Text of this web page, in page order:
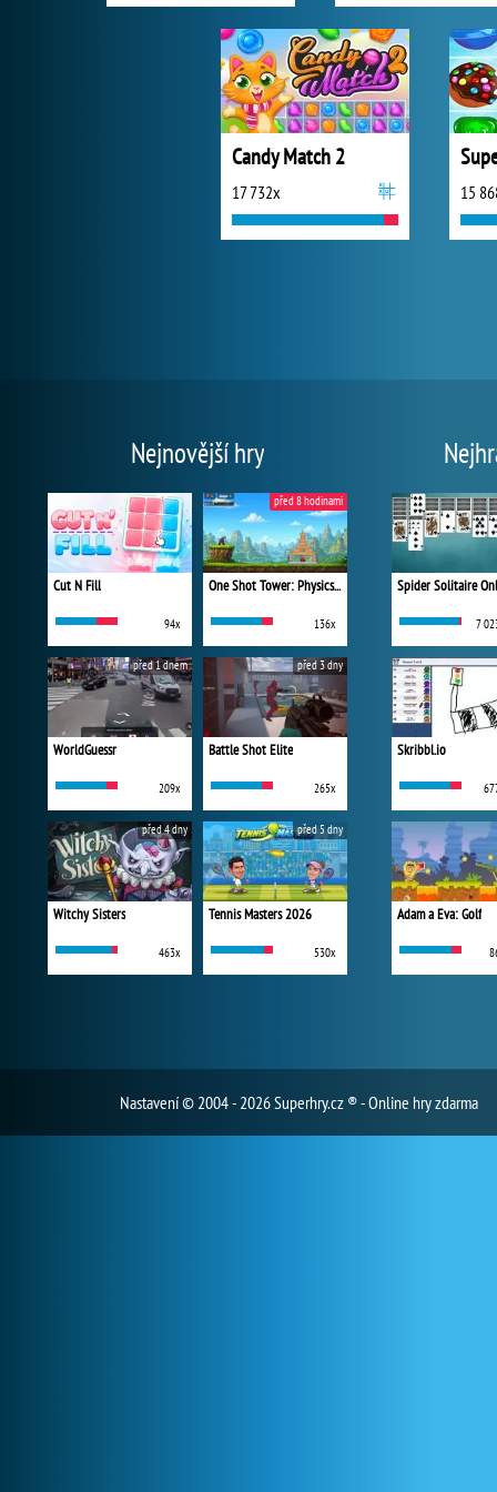
Candy Match 2
17 732x 15
Nejnovější hry
Cut N Fill
94x
One Shot Tower: Physics Destroyer
136x
před 8 hodinami
WorldGuessr
209x
před 1 dnem
Battle Shot Elite
265x
před 3 dny
Witchy Sisters
463x
před 4 dny
Tennis Masters 2026
530x
před 5 dny
Spider Solitaire
7
Skribbl.io
Adam a Eva: Golf
Nastavení© 2004 - 2026 Superhry.cz ® - Online hry zdarma